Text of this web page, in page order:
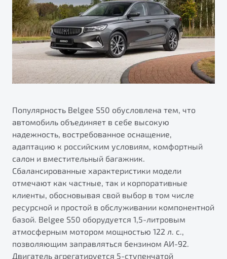
Обзор В наличии
Популярность Belgee S50 обусловлена тем, что
автомобиль объединяет в себе высокую
надежность, востребованное оснащение,
адаптацию к российским условиям, комфортный
салон и вместительный багажник.
Сбалансированные характеристики модели
отмечают как частные, так и корпоративные
клиенты, обосновывая свой выбор в том числе
ресурсной и простой в обслуживании компонентной
базой. Belgee S50 оборудуется 1,5-литровым
атмосферным мотором мощностью 122 л. с.,
позволяющим заправляться бензином АИ-92.
Двигатель агрегатируется 5-ступенчатой